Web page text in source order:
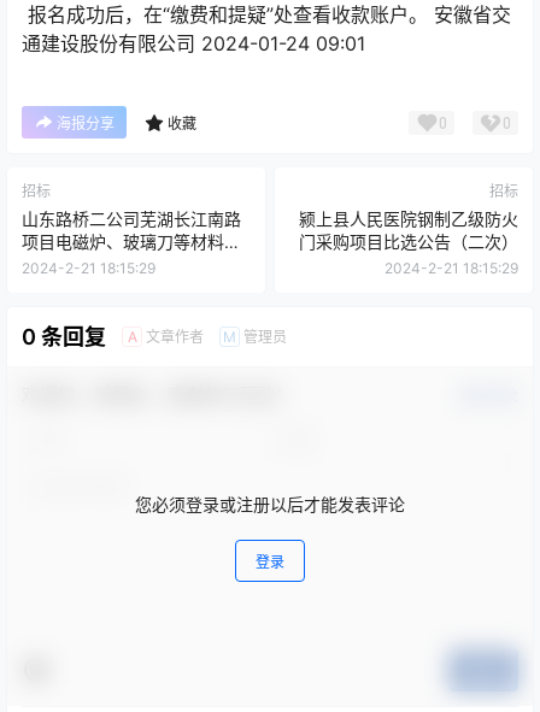
报名成功后，在“缴费和提疑”处查看收款账户。 安徽省交
通建设股份有限公司 2024-01-24 09:01
海报分享 收藏 0 0
招标
山东路桥二公司芜湖长江南路
项目电磁炉、玻璃刀等材料采
购
2024-2-21 18:15:29
招标
颍上县人民医院钢制乙级防火
门采购项目比选公告（二次）
2024-2-21 18:15:29
0 条回复 A 文章作者 M 管理员
您必须登录或注册以后才能发表评论
登录